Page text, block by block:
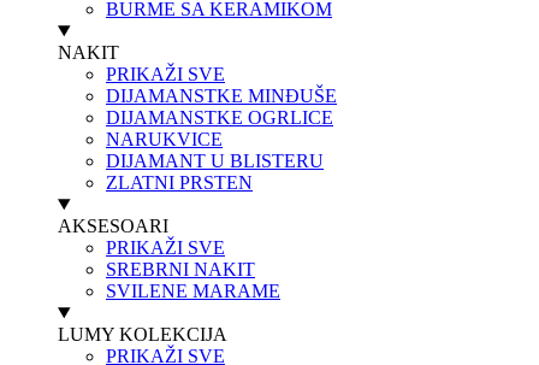
BURME SA KERAMIKOM
NAKIT
PRIKAŽI SVE
DIJAMANSTKE MINĐUŠE
DIJAMANSTKE OGRLICE
NARUKVICE
DIJAMANT U BLISTERU
ZLATNI PRSTEN
AKSESOARI
PRIKAŽI SVE
SREBRNI NAKIT
SVILENE MARAME
LUMY KOLEKCIJA
PRIKAŽI SVE